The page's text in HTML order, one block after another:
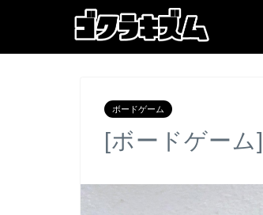
ボードゲーム
[ボードゲー